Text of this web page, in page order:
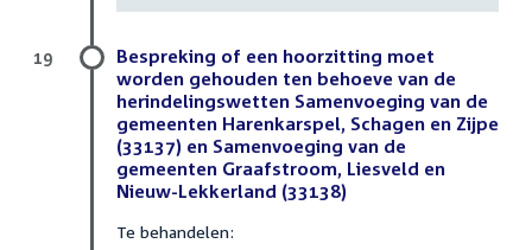
Bespreking of een hoorzitting moet
worden gehouden ten behoeve van de
herindelingswetten Samenvoeging van de
gemeenten Harenkarspel, Schagen en Zijpe
(33137) en Samenvoeging van de
gemeenten Graafstroom, Liesveld en
Nieuw-Lekkerland (33138)
Te behandelen:
19